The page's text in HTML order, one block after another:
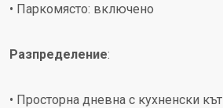
• Паркомясто: включено
Разпределение:
• Просторна дневна с кухненски кът